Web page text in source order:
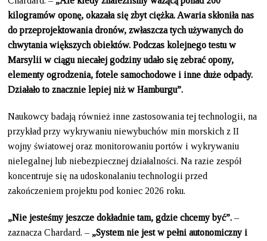
kilogramów oponę, okazała się zbyt ciężka. Awaria skłoniła nas
do przeprojektowania dronów, zwłaszcza tych używanych do
chwytania większych obiektów. Podczas kolejnego testu w
Marsylii w ciągu niecałej godziny udało się zebrać opony,
elementy ogrodzenia, fotele samochodowe i inne duże odpady.
Działało to znacznie lepiej niż w Hamburgu”.
Naukowcy badają również inne zastosowania tej technologii, na
przykład przy wykrywaniu niewybuchów min morskich z II
wojny światowej oraz monitorowaniu portów i wykrywaniu
nielegalnej lub niebezpiecznej działalności. Na razie zespół
koncentruje się na udoskonalaniu technologii przed
zakończeniem projektu pod koniec 2026 roku.
„Nie jesteśmy jeszcze dokładnie tam, gdzie chcemy być”. –
zaznacza Chardard. – „System nie jest w pełni autonomiczny i